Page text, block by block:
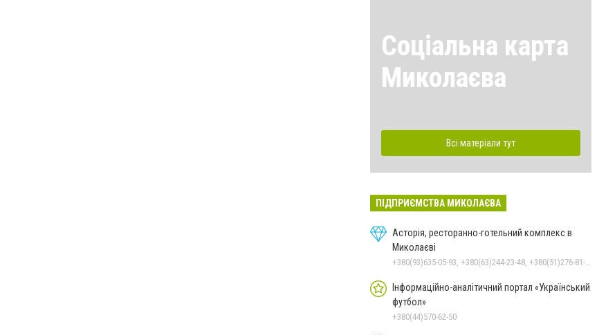
Соціальна карта
Миколаєва
Всі матеріали тут
ПІДПРИЄМСТВА МИКОЛАЄВА
Асторія, ресторанно-готельний комплекс в
Миколаєві
Інформаційно-аналітичний портал «Український
футбол»
+380(44)570-62-50